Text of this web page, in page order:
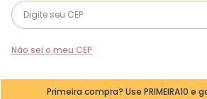
Não sei o meu CEP
Primeira compra? Use PRIMEIRA10 e